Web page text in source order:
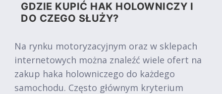
GDZIE KUPIĆ HAK HOLOWNICZY I
DO CZEGO SŁUŻY?
Na rynku motoryzacyjnym oraz w sklepach
internetowych można znaleźć wiele ofert na
zakup haka holowniczego do każdego
samochodu. Często głównym kryterium